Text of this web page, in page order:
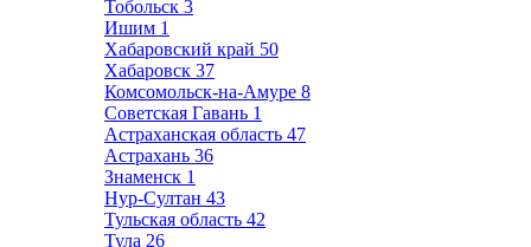
Тобольск 3
Ишим 1
Хабаровский край 50
Хабаровск 37
Комсомольск-на-Амуре 8
Советская Гавань 1
Астраханская область 47
Астрахань 36
Знаменск 1
Нур-Султан 43
Тульская область 42
Тула 26